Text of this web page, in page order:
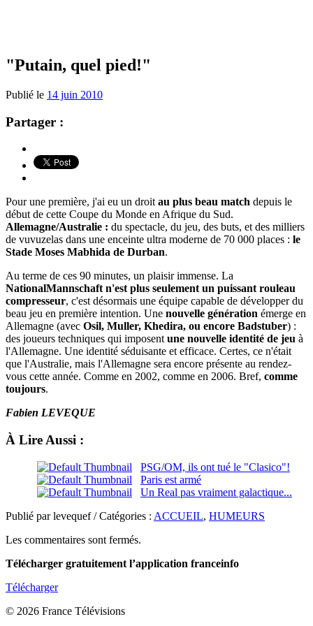
"Putain, quel pied!"
Publié le 14 juin 2010
Partager :
Pour une première, j'ai eu un droit au plus beau match depuis le
début de cette Coupe du Monde en Afrique du Sud.
Allemagne/Australie : du spectacle, du jeu, des buts, et des milliers
de vuvuzelas dans une enceinte ultra moderne de 70 000 places : le
Stade Moses Mabhida de Durban.
Au terme de ces 90 minutes, un plaisir immense. La
NationalMannschaft n'est plus seulement un puissant rouleau
compresseur, c'est désormais une équipe capable de développer du
beau jeu en première intention. Une nouvelle génération émerge en
Allemagne (avec Osil, Muller, Khedira, ou encore Badstuber) :
des joueurs techniques qui imposent une nouvelle identité de jeu à
l'Allemagne. Une identité séduisante et efficace. Certes, ce n'était
que l'Australie, mais l'Allemagne sera encore présente au rendez-
vous cette année. Comme en 2002, comme en 2006. Bref, comme
toujours.
Fabien LEVEQUE
À Lire Aussi :
PSG/OM, ils ont tué le "Clasico"!
Paris est armé
Un Real pas vraiment galactique...
Publié par levequef / Catégories : ACCUEIL, HUMEURS
Les commentaires sont fermés.
Télécharger gratuitement l’application franceinfo
Télécharger
© 2026 France Télévisions